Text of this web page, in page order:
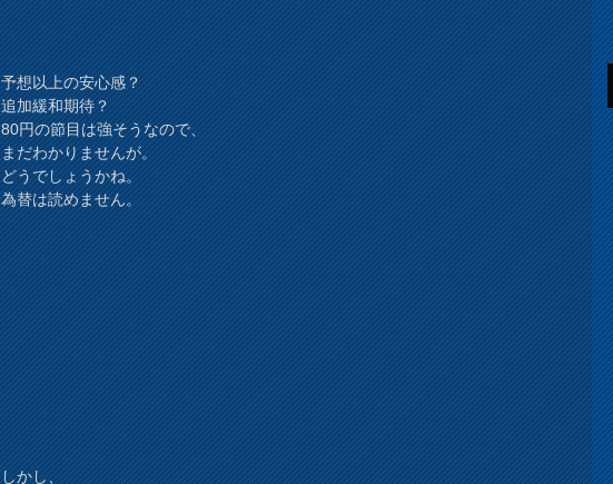
予想以上の安心感？
追加緩和期待？
80円の節目は強そうなので、
まだわかりませんが。
どうでしょうかね。
為替は読めません。
しかし、